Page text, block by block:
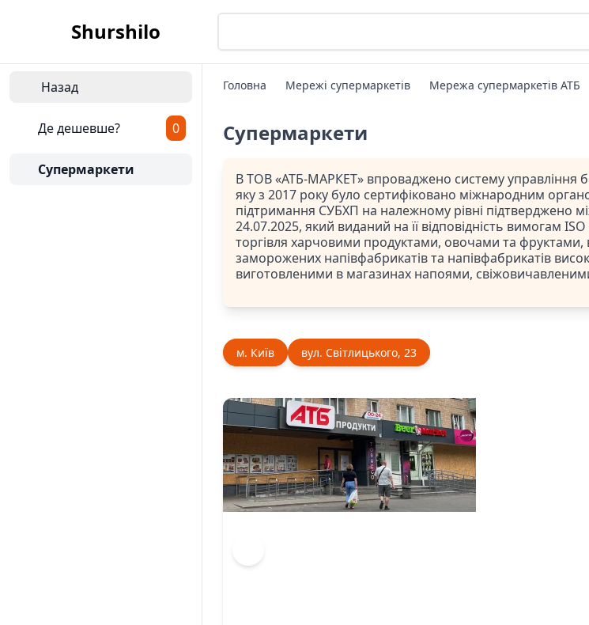
Shurshilo
Назад
Де дешевше? 0
Супермаркети
Головна Мережі супермаркетів Мережа супермаркетів АТБ
Супермаркети
В ТОВ «АТБ-МАРКЕТ» впроваджено систему управління
яку з 2017 року було сертифіковано міжнародним
підтримання СУБХП на належному рівні підтверджено
24.07.2025, який виданий на її відповідність вимогам
торгівля харчовими продуктами, овочами та
заморожених напівфабрикатів та напівфабрикатів
виготовленими в магазинах напоями,
м. Київ вул. Світлицького, 23